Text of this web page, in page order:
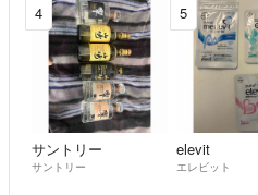
4
サントリー
サントリー
5
elevit
エレビット